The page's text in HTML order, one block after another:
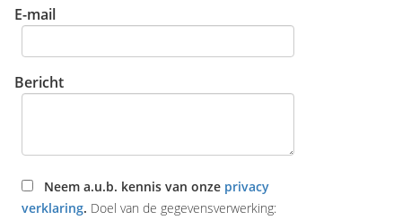
E-mail
Bericht
Neem a.u.b. kennis van onze privacy
verklaring. Doel van de gegevensverwerking: